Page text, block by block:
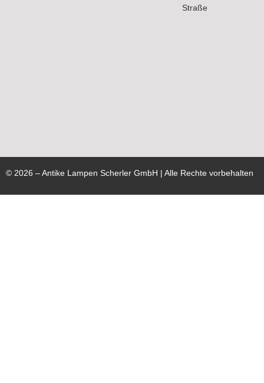
Straße
© 2026 – Antike Lampen Scherler GmbH | Alle Rechte vorbehalten